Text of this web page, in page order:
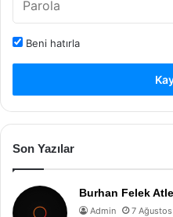
Beni hatırla
Son Yazılar
Burhan Felek
Admin 7